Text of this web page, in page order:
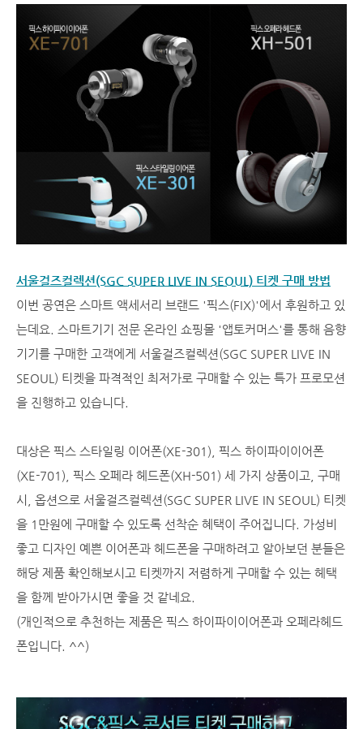
서울걸즈컬렉션(SGC SUPER LIVE IN SEOUL) 티켓 구매 방법
이번 공연은 스마트 액세서리 브랜드 '픽스(FIX)'에서 후원하고 있
는데요. 스마트기기 전문 온라인 쇼핑몰 '앱토커머스'를 통해 음향
기기를 구매한 고객에게 서울걸즈컬렉션(SGC SUPER LIVE IN
SEOUL) 티켓을 파격적인 최저가로 구매할 수 있는 특가 프로모션
을 진행하고 있습니다.
대상은 픽스 스타일링 이어폰(XE-301), 픽스 하이파이이어폰
(XE-701), 픽스 오페라 헤드폰(XH-501) 세 가지 상품이고, 구매
시, 옵션으로 서울걸즈컬렉션(SGC SUPER LIVE IN SEOUL) 티켓
을 1만원에 구매할 수 있도록 선착순 혜택이 주어집니다. 가성비
좋고 디자인 예쁜 이어폰과 헤드폰을 구매하려고 알아보던 분들은
해당 제품 확인해보시고 티켓까지 저렴하게 구매할 수 있는 헤택
을 함께 받아가시면 좋을 것 같네요.
(개인적으로 추천하는 제품은 픽스 하이파이이어폰과 오페라헤드
폰입니다. ^^)